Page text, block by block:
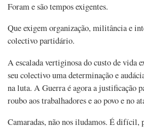
Foram e são tempos exigentes.
Que exigem organização, militância e
colectivo partidário.
A escalada vertiginosa do custo de vida
seu colectivo uma determinação e
na luta. A Guerra é agora a justificação
roubo aos trabalhadores e ao povo e no
Camaradas, não nos iludamos. É difícil,